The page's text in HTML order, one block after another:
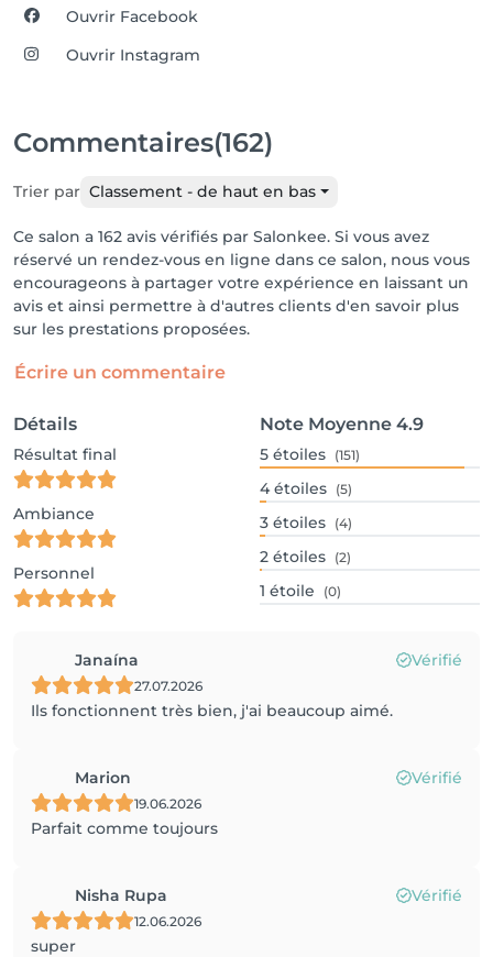
Ouvrir Facebook
Ouvrir Instagram
Commentaires(162)
Trier par Classement - de haut en bas
Ce salon a 162 avis vérifiés par Salonkee. Si vous avez
réservé un rendez-vous en ligne dans ce salon, nous vous
encourageons à partager votre expérience en laissant un
avis et ainsi permettre à d'autres clients d'en savoir plus
sur les prestations proposées.
Écrire un commentaire
Détails
Résultat final
Ambiance
Personnel
Note Moyenne 4.9
5 étoiles (151)
4 étoiles (5)
3 étoiles (4)
2 étoiles (2)
1 étoile (0)
Janaína Vérifié
27.07.2026
Ils fonctionnent très bien, j'ai beaucoup aimé.
Marion Vérifié
19.06.2026
Parfait comme toujours
Nisha Rupa Vérifié
12.06.2026
super